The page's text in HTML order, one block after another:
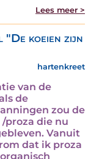
Lees meer >
koeien zijn
hartenkreet
van de
de
zou de
proza die nu
Vanuit
dat ik proza